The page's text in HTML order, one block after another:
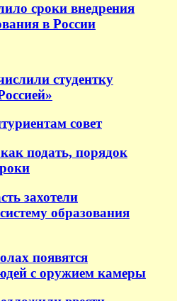
сроки внедрения
в России
студентку
совет
подать, порядок
захотели
образования
появятся
с оружием камеры